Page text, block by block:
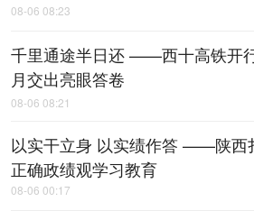
08-06 08:23
千里通途半日还 ——西十高铁开
月交出亮眼答卷
08-06 08:21
以实干立身 以实绩作答 ——陕西
正确政绩观学习教育
08-06 00:17